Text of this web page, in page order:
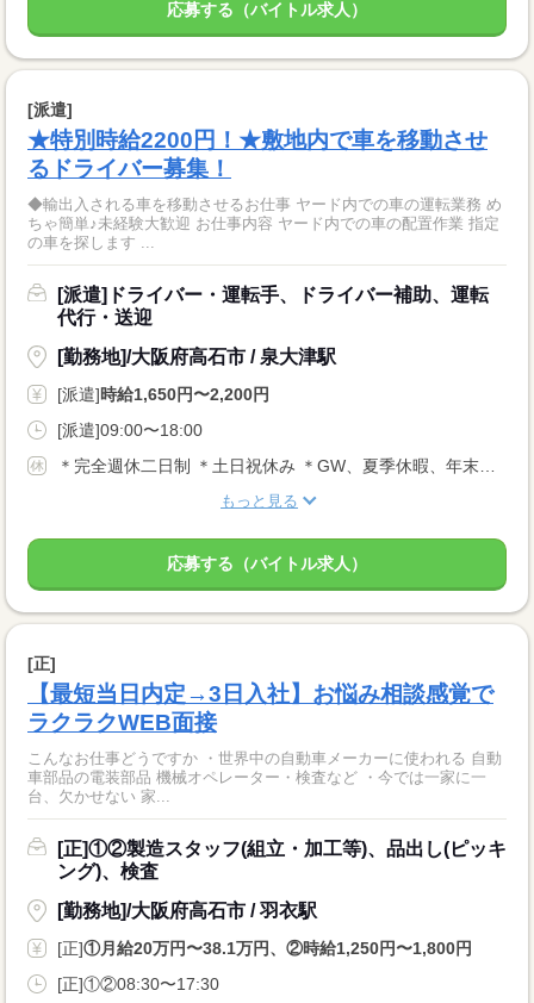
応募する（バイトル求人）
[派遣]
★特別時給2200円！★敷地内で車を移動させ
るドライバー募集！
◆輸出入される車を移動させるお仕事 ヤード内での車の運転業務 め
ちゃ簡単♪未経験大歓迎 お仕事内容 ヤード内での車の配置作業 指定
の車を探します ...
[派遣]ドライバー・運転手、ドライバー補助、運転
代行・送迎
[勤務地]/大阪府高石市 / 泉大津駅
[派遣]時給1,650円〜2,200円
[派遣]09:00〜18:00
＊完全週休二日制 ＊土日祝休み ＊GW、夏季休暇、年末年始休暇 ＊年次有給休暇
もっと見る
応募する（バイトル求人）
[正]
【最短当日内定→3日入社】お悩み相談感覚で
ラクラクWEB面接
こんなお仕事どうですか ・世界中の自動車メーカーに使われる 自動
車部品の電装部品 機械オペレーター・検査など ・今では一家に一
台、欠かせない 家...
[正]①②製造スタッフ(組立・加工等)、品出し(ピッキ
ング)、検査
[勤務地]/大阪府高石市 / 羽衣駅
[正]①月給20万円〜38.1万円、②時給1,250円〜1,800円
[正]①②08:30〜17:30